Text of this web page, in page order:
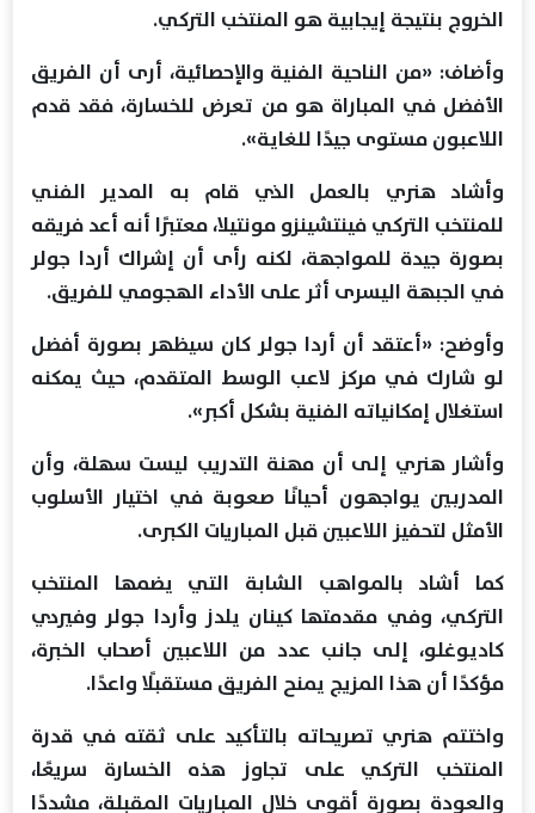
الخروج بنتيجة إيجابية هو المنتخب التركي.
وأضاف: «من الناحية الفنية والإحصائية، أرى أن الفريق
الأفضل في المباراة هو من تعرض للخسارة، فقد قدم
اللاعبون مستوى جيدًا للغاية».
وأشاد هنري بالعمل الذي قام به المدير الفني
للمنتخب التركي فينتشينزو مونتيلا، معتبرًا أنه أعد فريقه
بصورة جيدة للمواجهة، لكنه رأى أن إشراك أردا جولر
في الجبهة اليسرى أثر على الأداء الهجومي للفريق.
وأوضح: «أعتقد أن أردا جولر كان سيظهر بصورة أفضل
لو شارك في مركز لاعب الوسط المتقدم، حيث يمكنه
استغلال إمكانياته الفنية بشكل أكبر».
وأشار هنري إلى أن مهنة التدريب ليست سهلة، وأن
المدربين يواجهون أحيانًا صعوبة في اختيار الأسلوب
الأمثل لتحفيز اللاعبين قبل المباريات الكبرى.
كما أشاد بالمواهب الشابة التي يضمها المنتخب
التركي، وفي مقدمتها كينان يلدز وأردا جولر وفيردي
كاديوغلو، إلى جانب عدد من اللاعبين أصحاب الخبرة،
مؤكدًا أن هذا المزيج يمنح الفريق مستقبلًا واعدًا.
واختتم هنري تصريحاته بالتأكيد على ثقته في قدرة
المنتخب التركي على تجاوز هذه الخسارة سريعًا،
والعودة بصورة أقوى خلال المباريات المقبلة، مشددًا